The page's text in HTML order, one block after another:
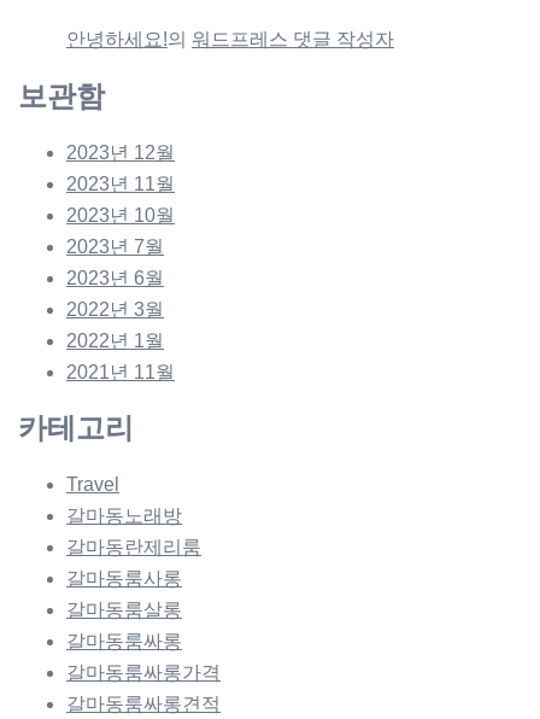
안녕하세요!의 워드프레스 댓글 작성자
보관함
2023년 12월
2023년 11월
2023년 10월
2023년 7월
2023년 6월
2022년 3월
2022년 1월
2021년 11월
카테고리
Travel
갈마동노래방
갈마동란제리룸
갈마동룸사롱
갈마동룸살롱
갈마동룸싸롱
갈마동룸싸롱가격
갈마동룸싸롱견적